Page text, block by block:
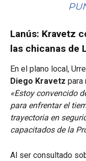
Lanús: Kravetz
las chicanas de
En el plano local,
Diego Kravetz para
«Estoy convencido
para enfrentar el
trayectoria en
capacitados de la
Al ser consultado